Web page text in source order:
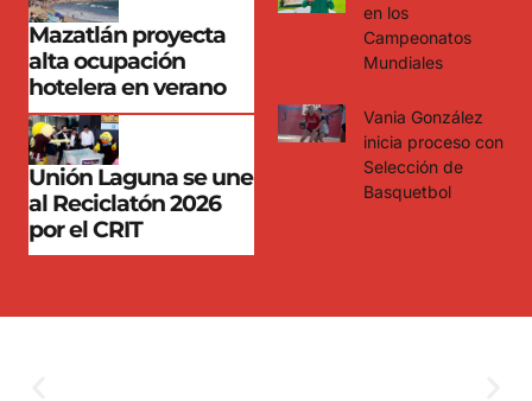
Mazatlán proyecta
alta ocupación
hotelera en verano
Unión Laguna se une
al Reciclatón 2026
por el CRIT
en los
Campeonatos
Mundiales
Vania González
inicia proceso con
Selección de
Basquetbol